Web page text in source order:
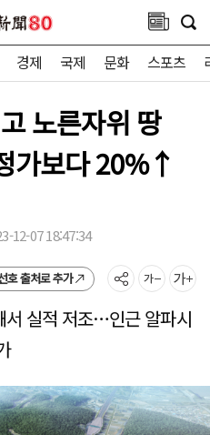
경제 국제 문화 스포츠
노른자위 땅
가보다 20%↑
12-07 18:47:34
호 출처로 추가
서 실적 저조…인근 알파시